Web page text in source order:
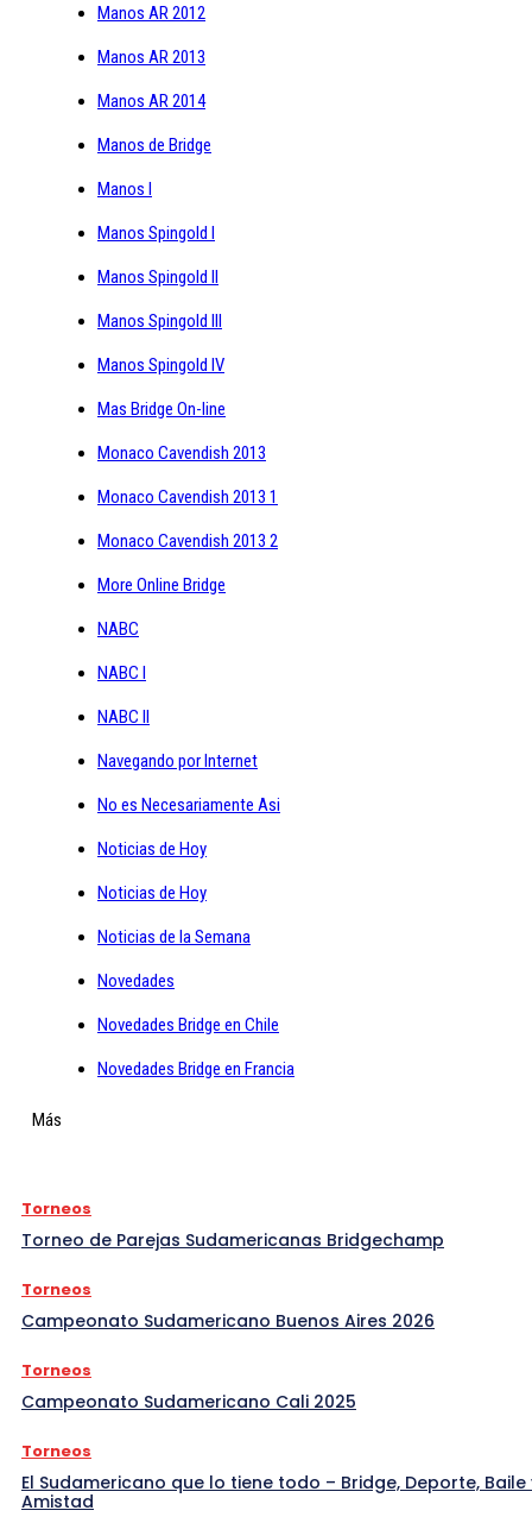
Manos AR 2012
Manos AR 2013
Manos AR 2014
Manos de Bridge
Manos I
Manos Spingold I
Manos Spingold II
Manos Spingold III
Manos Spingold IV
Mas Bridge On-line
Monaco Cavendish 2013
Monaco Cavendish 2013 1
Monaco Cavendish 2013 2
More Online Bridge
NABC
NABC I
NABC II
Navegando por Internet
No es Necesariamente Asi
Noticias de Hoy
Noticias de Hoy
Noticias de la Semana
Novedades
Novedades Bridge en Chile
Novedades Bridge en Francia
Más
Torneos
Torneo de Parejas Sudamericanas Bridgechamp
Torneos
Campeonato Sudamericano Buenos Aires 2026
Torneos
Campeonato Sudamericano Cali 2025
Torneos
El Sudamericano que lo tiene todo – Bridge, Deporte, Baile
Amistad